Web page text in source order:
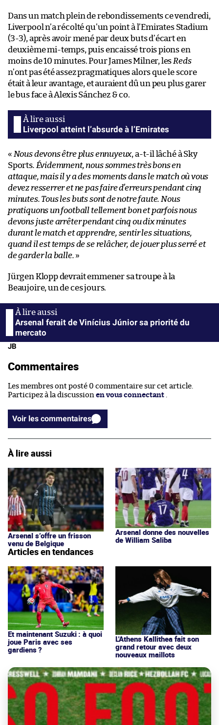
Dans un match plein de rebondissements ce vendredi,
Liverpool n’a récolté qu’un point à l’Emirates Stadium
(3-3), après avoir mené par deux buts d’écart en
deuxième mi-temps, puis encaissé trois pions en
moins de 10 minutes. Pour James Milner, les Reds
n’ont pas été assez pragmatiques alors que le score
était à leur avantage, et auraient dû un peu plus garer
le bus face à Alexis Sánchez & co.
Liverpool atteint l’absurde à l’Emirates
« Nous devons être plus ennuyeux, a-t-il lâché à Sky
Sports. Évidemment, nous sommes très bons en
attaque, mais il y a des moments dans le match où vous
devez resserrer et ne pas faire d’erreurs pendant cinq
minutes. Tous les buts sont de notre faute. Nous
pratiquons un football tellement bon et parfois nous
devons juste arrêter pendant cinq ou dix minutes
durant le match et apprendre, sentir les situations,
quand il est temps de se relâcher, de jouer plus serré et
de garder la balle. »
Jürgen Klopp devrait emmener sa troupe à la
Beaujoire, un de ces jours.
Arsenal ferait de Vinícius Júnior sa priorité du
mercato
JB
Commentaires
Les membres ont posté 0 commentaire sur cet article.
Participez à la discussion en vous connectant .
Voir les commentaires
À lire aussi
Arsenal s’offre un frisson
venu de Belgique
Arsenal donne des nouvelles
de William Saliba
Articles en tendances
Et maintenant Suzuki : à quoi
joue Paris avec ses
gardiens ?
L'Athens Kallithea fait son
grand retour avec deux
nouveaux maillots